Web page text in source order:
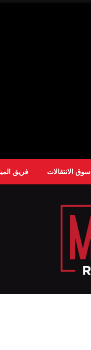
سوق الانتقالات فريق